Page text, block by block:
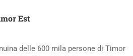
Est
delle 600 mila persone di Timor